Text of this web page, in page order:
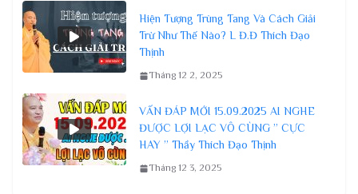
Hiện Tượng Trùng Tang Và Cách Giải
Trừ Như Thế Nào? L Đ.Đ Thích Đạo
Thịnh
Tháng 12 2, 2025
VẤN ĐÁP MỚI 15.09.2025 AI NGHE
ĐƯỢC LỢI LẠC VÔ CÙNG ” CỰC
HAY ” Thầy Thích Đạo Thịnh
Tháng 12 3, 2025